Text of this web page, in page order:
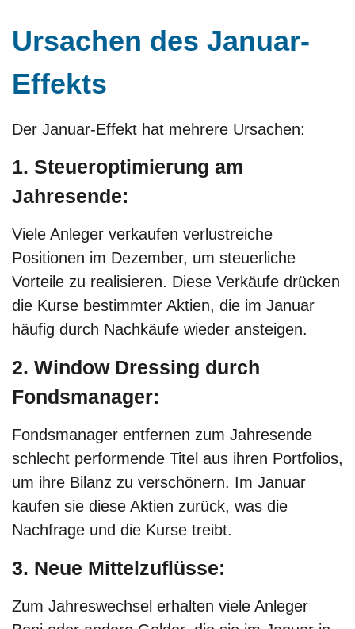
Ursachen des Januar-
Effekts
Der Januar-Effekt hat mehrere Ursachen:
1. Steueroptimierung am
Jahresende:
Viele Anleger verkaufen verlustreiche
Positionen im Dezember, um steuerliche
Vorteile zu realisieren. Diese Verkäufe drücken
die Kurse bestimmter Aktien, die im Januar
häufig durch Nachkäufe wieder ansteigen.
2. Window Dressing durch
Fondsmanager:
Fondsmanager entfernen zum Jahresende
schlecht performende Titel aus ihren Portfolios,
um ihre Bilanz zu verschönern. Im Januar
kaufen sie diese Aktien zurück, was die
Nachfrage und die Kurse treibt.
3. Neue Mittelzuflüsse:
Zum Jahreswechsel erhalten viele Anleger